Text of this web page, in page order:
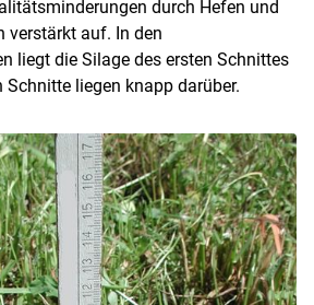
durch Hefen und
verstärkt auf. In den
liegt die Silage des ersten Schnittes
Schnitte liegen knapp darüber.